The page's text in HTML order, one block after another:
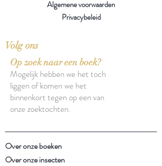
Algemene voorwaarden
Privacybeleid
Volg ons
Op zoek naar een boek?
Mogelijk hebben we het toch
liggen of komen we het
binnenkort tegen op een van
onze zoektochten.
Over onze boeken
Over onze insecten